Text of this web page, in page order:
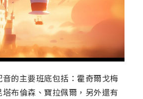
的主要班底包括：霍奇爾戈梅
布倫森、寶拉佩爾，另外還有